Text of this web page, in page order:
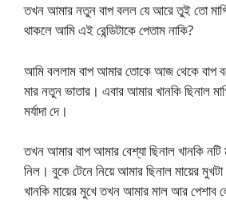
তখন আমার নতুন বাপ বলল যে আরে তুই তো
থাকলে আমি এই রেন্ডিটাকে পেতাম নাকি?
আমি বললাম বাপ আমার তোকে আজ থেকে বাপ
মার নতুন ভাতার। এবার আমার খানকি ছিনাল
মর্যাদা দে।
তখন আমার বাপ আমার বেশ্যা ছিনাল খানকি নটি
নিল। বুকে টেনে নিয়ে আমার ছিনাল মায়ের
খানকি মায়ের মুখে তখন আমার মাল আর পেশাব